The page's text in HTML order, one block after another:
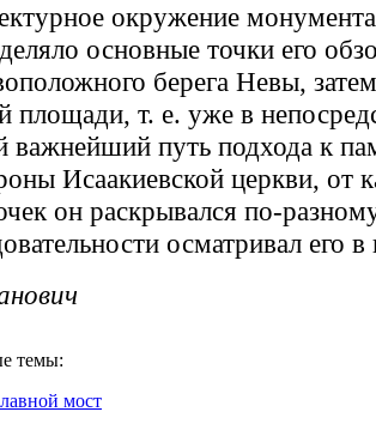
окружение
основные точки его
берега Невы,
площади, т. е. уже в
важнейший путь подхода к
Исаакиевской церкви, от
он раскрывался по-
осматривал его
темы:
мост